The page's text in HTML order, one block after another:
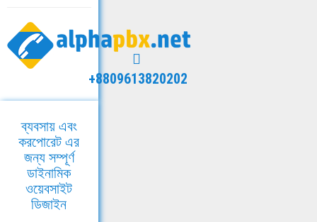
+8809613820202
ব্যবসায় এবং
করপোরেট এর
জন্য সম্পূর্ণ
ডাইনামিক
ওয়েবসাইট
ডিজাইন